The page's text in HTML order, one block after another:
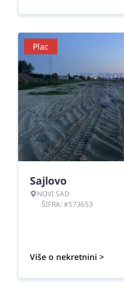
Plac
Sajlovo
NOVI SAD
ŠIFRA: #573653
Više o nekretnini >